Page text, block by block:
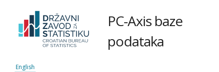
PC-Axis baze
podataka
English